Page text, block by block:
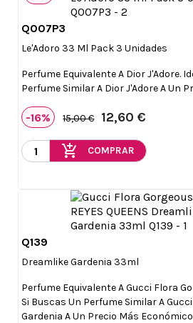
Q007P3
Le'Adoro 33 Ml Pack 3 Unidades
Perfume Equivalente A Dior J'Adore.
Perfume Similar A Dior J'Adore A Un
-16% 15,00 € 12,60 €
add_shopping_cart COMPRAR
Q139
Dreamlike Gardenia 33ml
Perfume Equivalente A Gucci Flora
Si Buscas Un Perfume Similar A
Gardenia A Un Precio Más